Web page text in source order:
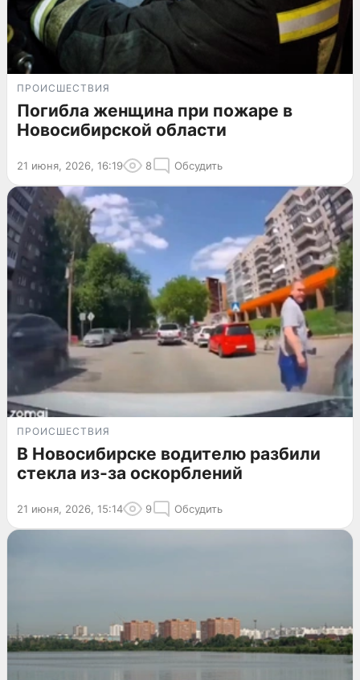
ПРОИСШЕСТВИЯ
Погибла женщина при пожаре в
Новосибирской области
21 июня, 2026, 16:19 8 Обсудить
ПРОИСШЕСТВИЯ
В Новосибирске водителю разбили
стекла из-за оскорблений
21 июня, 2026, 15:14 9 Обсудить